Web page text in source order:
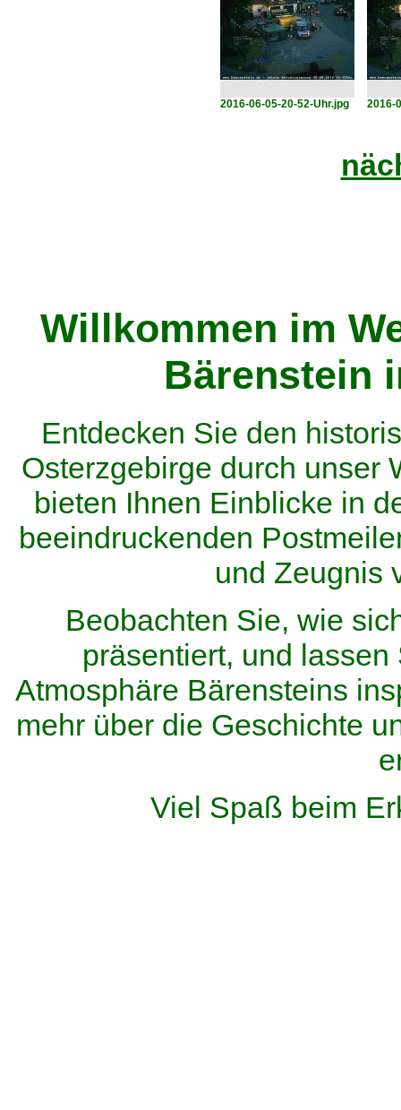
2016-06-05-20-52-Uhr.jpg 2016-
Willkommen im
Bärenstein
Entdecken Sie den
Osterzgebirge durch unser
bieten Ihnen Einblicke in
beeindruckenden
und Zeugnis
Beobachten Sie, wie
präsentiert, und
Atmosphäre Bärensteins
mehr über die Geschichte
Viel Spaß beim